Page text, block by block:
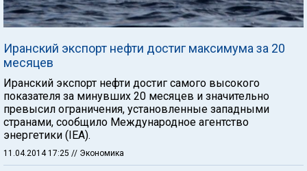
Иранский экспорт нефти достиг максимума за 20
месяцев
Иранский экспорт нефти достиг самого высокого
показателя за минувших 20 месяцев и значительно
превысил ограничения, установленные западными
странами, сообщило Международное агентство
энергетики (IЕА).
11.04.2014 17:25 // Экономика